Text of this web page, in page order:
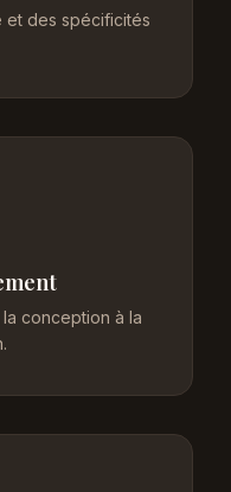
et des spécificités
conception à la